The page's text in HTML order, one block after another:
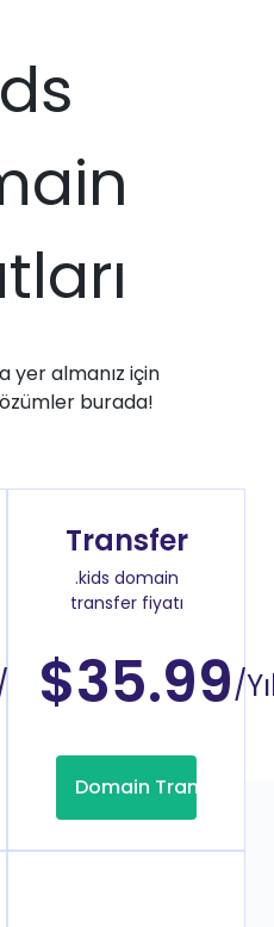
yer almanız için
burada!
Transfer
.kids domain
transfer fiyatı
$35.99/
Domain Transfer